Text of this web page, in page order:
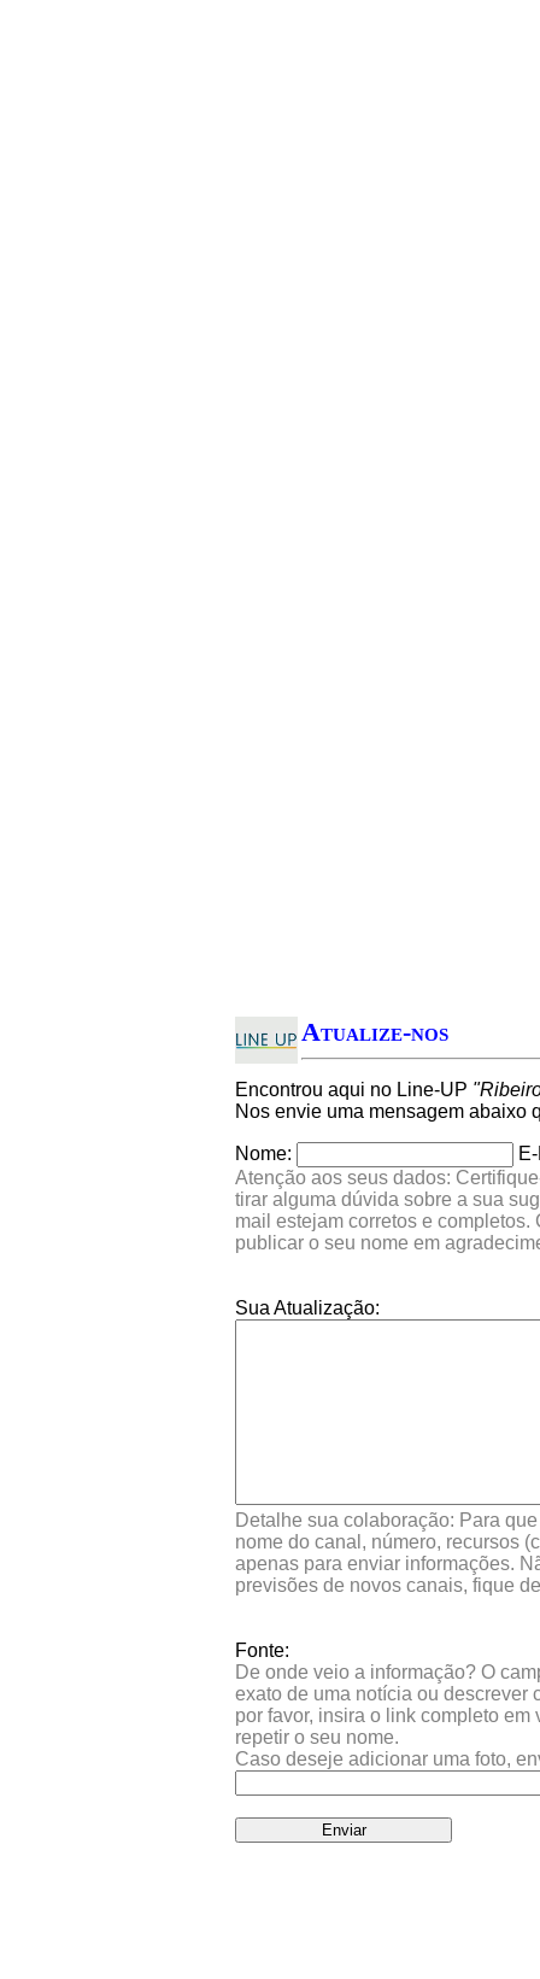
Atualize-nos
Encontrou aqui no Line-UP
Nos envie uma mensagem abaixo
Nome:
Atenção aos seus dados:
tirar alguma dúvida sobre a sua
mail estejam corretos e
publicar o seu nome em
Sua Atualização:
Detalhe sua colaboração: Para
nome do canal, número, recursos
apenas para enviar informações.
previsões de novos canais, fique
Fonte:
De onde veio a informação? O
exato de uma notícia ou descrever
por favor, insira o link completo
repetir o seu nome.
Caso deseje adicionar uma foto,